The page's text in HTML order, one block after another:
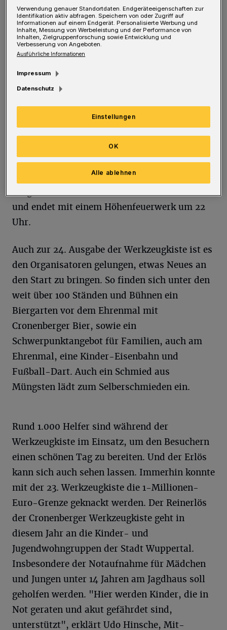
Das Orga-Team eröffnet um 9.30 Uhr
gemeinsam mit den Schirmherren
Oberbürgermeister Andreas Mucke und IHK-
Präsident Thomas Meyer ganz offiziell die 24.
Kiste. Vorher sind aber schon zahlreiche
Stände geöffnet und laden zum Schnuppern,
Wuppergold" eröffnen den musikalischen
Reigen auf der Bühne am Rathausplatz um 10
Uhr, gefolgt von Florian D. und "TheCube",
den Gewinnern des Solinger Schüler-
Rockfestivals 2016. Das abwechslungsreiche
und endet mit einem Höhenfeuerwerk um 22
Uhr.
Auch zur 24. Ausgabe der Werkzeugkiste ist es
den Organisatoren gelungen, etwas Neues an
den Start zu bringen. So finden sich unter den
weit über 100 Ständen und Bühnen ein
Biergarten vor dem Ehrenmal mit
Cronenberger Bier, sowie ein
Schwerpunktangebot für Familien, auch am
Ehrenmal, eine Kinder-Eisenbahn und
Fußball-Dart. Auch ein Schmied aus
Müngsten lädt zum Selberschmieden ein.
Rund 1.000 Helfer sind während der
Werkzeugkiste im Einsatz, um den Besuchern
einen schönen Tag zu bereiten. Und der Erlös
kann sich auch sehen lassen. Immerhin konnte
mit der 23. Werkzeugkiste die 1-Millionen-
Euro-Grenze geknackt werden. Der Reinerlös
der Cronenberger Werkzeugkiste geht in
diesem Jahr an die Kinder- und
Jugendwohngruppen der Stadt Wuppertal.
Insbesondere der Notaufnahme für Mädchen
und Jungen unter 14 Jahren am Jagdhaus soll
geholfen werden. "Hier werden Kinder, die in
Not geraten und akut gefährdet sind,
unterstützt", erklärt Udo Hinsche, Mit-
Verwendung genauer Standortdaten. Endgeräteeigenschaften zur
Identifikation aktiv abfragen. Speichern von oder Zugriff auf
Informationen auf einem Endgerät. Personalisierte Werbung und
Inhalte, Messung von Werbeleistung und der Performance von
Inhalten, Zielgruppenforschung sowie Entwicklung und
Verbesserung von Angeboten.
Ausführliche Informationen
Impressum
Datenschutz
Einstellungen
Alle ablehnen
OK